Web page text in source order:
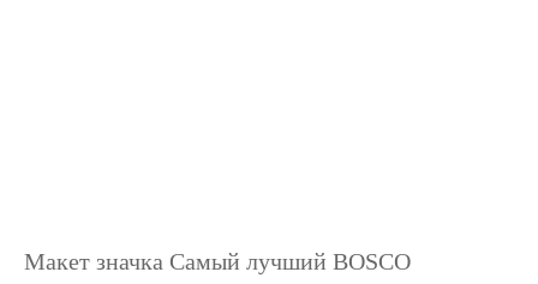
Макет значка Самый лучший BOSCO